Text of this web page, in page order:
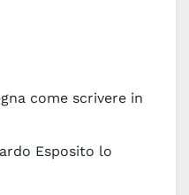
come scrivere in
Esposito lo